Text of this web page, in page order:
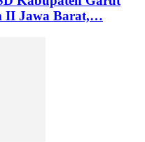
II Jawa Barat,…